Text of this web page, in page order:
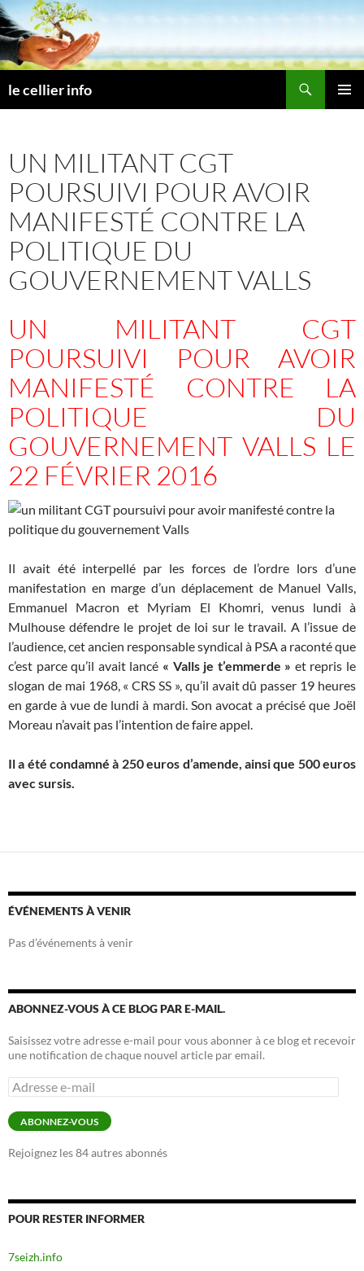
Aller
au
contenu
le cellier info
UN MILITANT CGT
POURSUIVI POUR AVOIR
MANIFESTÉ CONTRE LA
POLITIQUE DU
GOUVERNEMENT VALLS
UN MILITANT CGT
POURSUIVI POUR AVOIR
MANIFESTÉ CONTRE LA
POLITIQUE DU
GOUVERNEMENT VALLS LE
22 FÉVRIER 2016
Il avait été interpellé par les forces de l’ordre lors d’une
manifestation en marge d’un déplacement de Manuel Valls,
Emmanuel Macron et Myriam El Khomri, venus lundi à
Mulhouse défendre le projet de loi sur le travail. A l’issue de
l’audience, cet ancien responsable syndical à PSA a raconté que
c’est parce qu’il avait lancé « Valls je t’emmerde » et repris le
slogan de mai 1968, « CRS SS », qu’il avait dû passer 19 heures
en garde à vue de lundi à mardi. Son avocat a précisé que Joël
Moreau n’avait pas l’intention de faire appel.
Il a été condamné à 250 euros d’amende, ainsi que 500 euros
avec sursis.
ÉVÉNEMENTS À VENIR
Pas d’événements à venir
ABONNEZ-VOUS À CE BLOG PAR E-MAIL.
Saisissez votre adresse e-mail pour vous abonner à ce blog et recevoir
une notification de chaque nouvel article par email.
Adresse
e-
mail
ABONNEZ-VOUS
Rejoignez les 84 autres abonnés
POUR RESTER INFORMER
7seizh.info